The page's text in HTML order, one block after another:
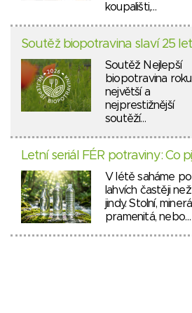
koupališti,…
Soutěž biopotravina slaví 25 let
Soutěž Nejlepší
biopotravina
největší a
nejprestižnější
soutěží…
Letní seriál FÉR potraviny: Co
V létě saháme po
lahvích častěji než
jindy. Stolní,
pramenitá, nebo…